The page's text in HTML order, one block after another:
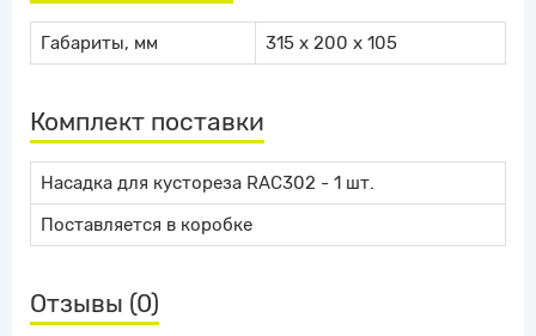
Габариты, мм 315 x 200 x 105
Комплект поставки
Насадка для кустореза RAC302 - 1 шт.
Поставляется в коробке
Отзывы (0)